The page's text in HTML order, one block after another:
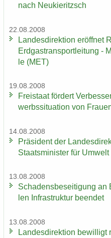
nach Neu­kie­ritzsch
22.08.2008
Lan­des­di­rek­ti­on er­öff­net
Erd­gas­trans­port­lei­tung -
le (MET)
19.08.2008
Frei­staat för­dert
werbs­si­tua­ti­on von
14.08.2008
Prä­si­dent der
Staats­mi­nis­ter für
13.08.2008
Scha­dens­be­sei­ti­gung
len In­fra­struk­tur be­en­det
13.08.2008
Lan­des­di­rek­ti­on be­wil­ligt